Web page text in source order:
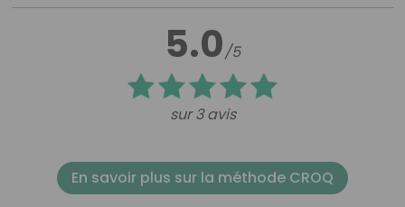
5.0/5
sur 3 avis
En savoir plus sur la méthode CROQ